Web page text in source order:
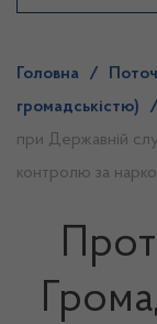
Головна /
громадськістю)
/
при Державній
контролю за